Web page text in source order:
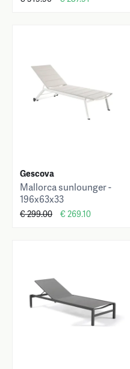
Gescova
Mallorca sunlounger -
196x63x33
€ 299.00 € 269.10